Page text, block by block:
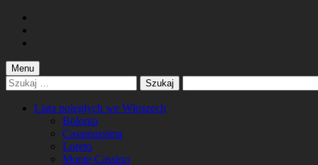
content
footer
Menu
Szukaj:
Lista poległych we Włoszech
Bolonia
Casamassima
Loreto
Monte Cassino